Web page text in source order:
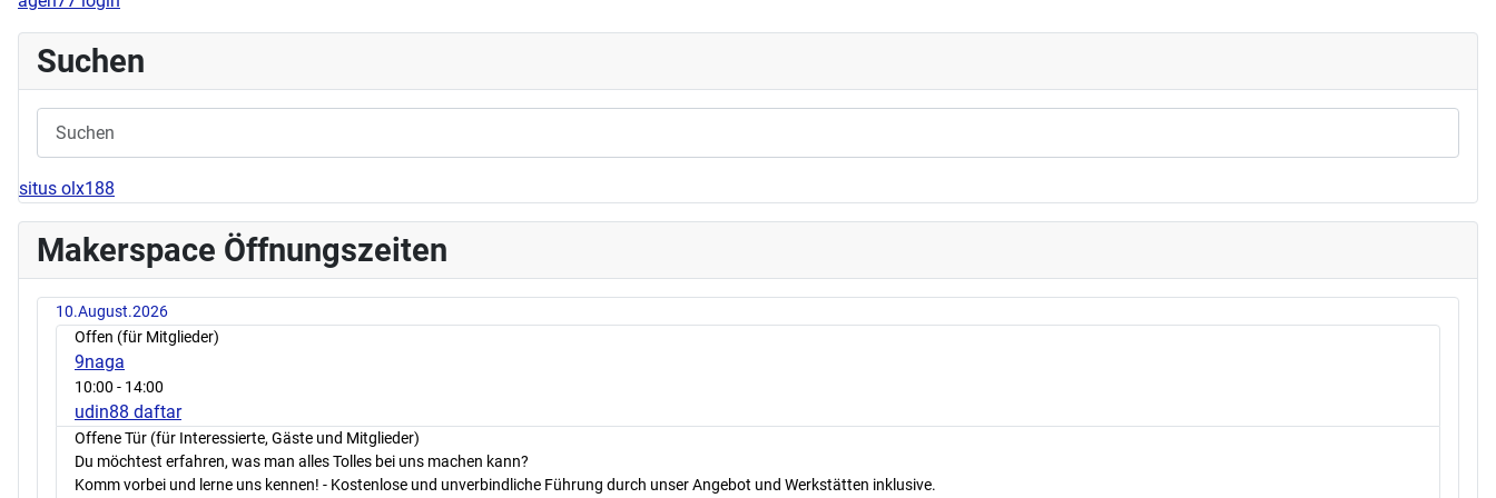
Suchen
situs olx188
Makerspace Öffnungszeiten
10.August.2026
Offen (für Mitglieder)
9naga
10:00 - 14:00
udin88 daftar
Offene Tür (für Interessierte, Gäste und Mitglieder)
Du möchtest erfahren, was man alles Tolles bei uns machen kann?
Komm vorbei und lerne uns kennen! - Kostenlose und unverbindliche Führung durch unser Angebot und Werkstätten inklusive.